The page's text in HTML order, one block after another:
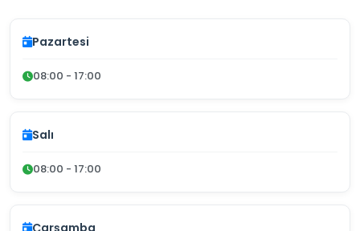
Pazartesi
08:00 - 17:00
Salı
08:00 - 17:00